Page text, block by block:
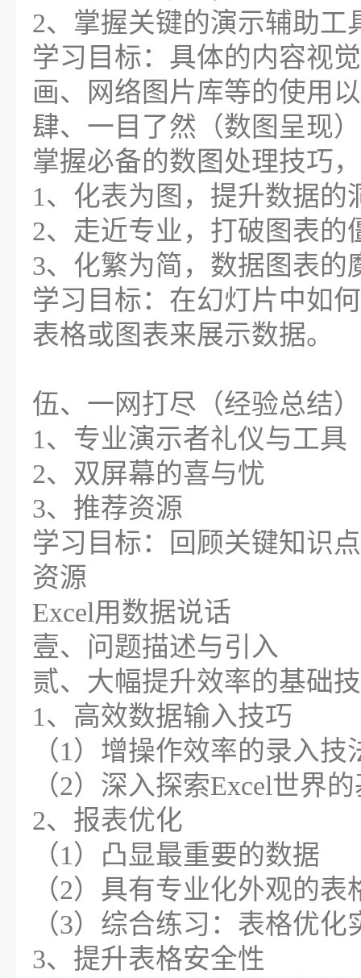
2、掌握关键的演示辅助工
学习目标：具体的内容视
画、网络图片库等的使用
肆、一目了然（数图呈现）
掌握必备的数图处理技巧
1、化表为图，提升数据的
2、走近专业，打破图表的
3、化繁为简，数据图表的
学习目标：在幻灯片中如
表格或图表来展示数据。
伍、一网打尽（经验总结）
1、专业演示者礼仪与工具
2、双屏幕的喜与忧
3、推荐资源
学习目标：回顾关键知识
资源
Excel用数据说话
壹、问题描述与引入
贰、大幅提升效率的基础
1、高效数据输入技巧
（1）增操作效率的录入技
（2）深入探索Excel世界
2、报表优化
（1）凸显最重要的数据
（2）具有专业化外观的
（3）综合练习：表格优化
3、提升表格安全性